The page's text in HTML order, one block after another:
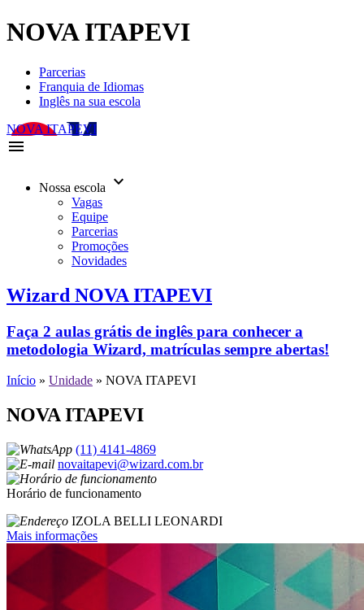
NOVA ITAPEVI
Parcerias
Franquia de Idiomas
Inglês na sua escola
NOVA ITAPEVI
menu
Nossa escola keyboard_arrow_down
Vagas
Equipe
Parcerias
Promoções
Novidades
Wizard NOVA ITAPEVI
Faça 2 aulas grátis de inglês para conhecer a
metodologia Wizard, matrículas sempre abertas!
Início » Unidade » NOVA ITAPEVI
NOVA ITAPEVI
(11) 4141-4869
novaitapevi@wizard.com.br
Horário de funcionamento
IZOLA BELLI LEONARDI
Mais informações